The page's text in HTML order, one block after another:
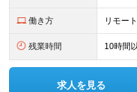
働き方 リモー
残業時間 10時間
求人を見る